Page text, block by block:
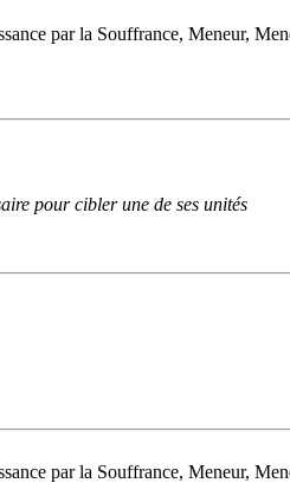
par la Souffrance, Meneur,
pour cibler une de ses unités
par la Souffrance, Meneur,